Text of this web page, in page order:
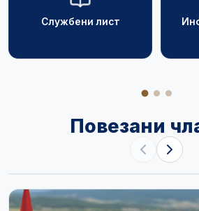
Службени лист
Повезани